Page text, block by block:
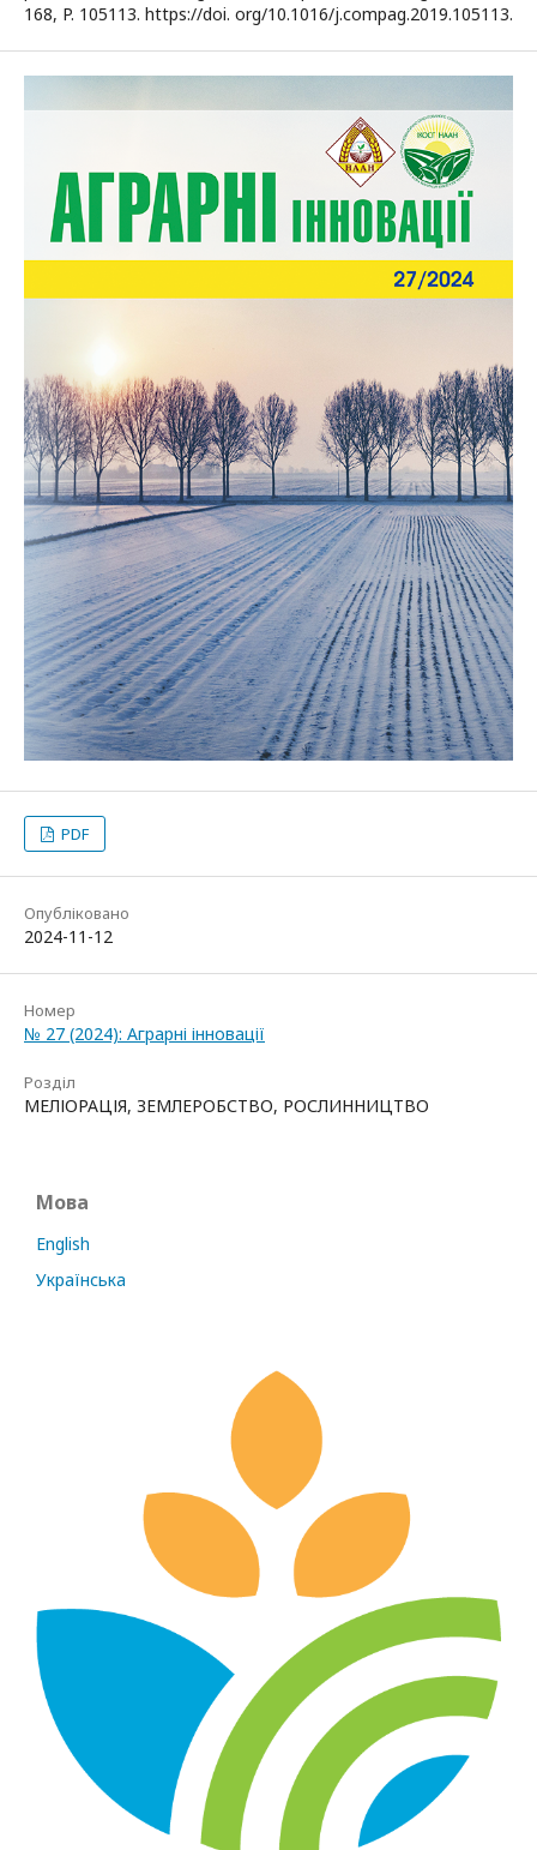
168, P. 105113. https://doi. org/10.1016/j.compag.2019.105113.
PDF
Опубліковано
2024-11-12
Номер
№ 27 (2024): Аграрні інновації
Розділ
МЕЛІОРАЦІЯ, ЗЕМЛЕРОБСТВО, РОСЛИННИЦТВО
Мова
English
Українська